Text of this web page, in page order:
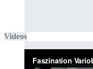
Videos